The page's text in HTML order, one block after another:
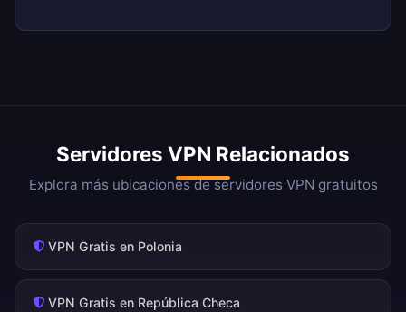
Servidores VPN Relacionados
Explora más ubicaciones de servidores VPN gratuitos
VPN Gratis en Polonia
VPN Gratis en República Checa